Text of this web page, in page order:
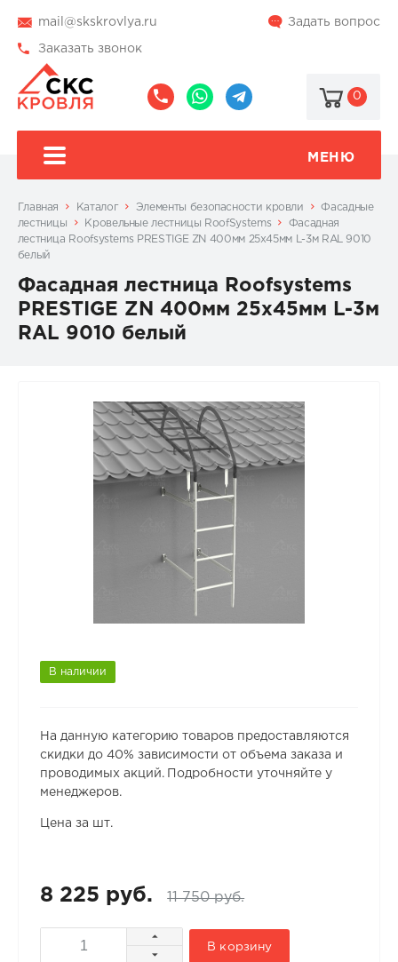
mail@skskrovlya.ru Задать вопрос
Заказать звонок
0
МЕНЮ
Главная Каталог Элементы безопасности кровли
Фасадные
лестницы
Кровельные лестницы RoofSystems
Фасадная
лестница Roofsystems PRESTIGE ZN 400мм 25x45мм L-3м RAL 9010
белый
Фасадная лестница Roofsystems
PRESTIGE ZN 400мм 25x45мм L-3м
RAL 9010 белый
В наличии
На данную категорию товаров предоставляются
скидки до 40% зависимости от объема заказа и
проводимых акций. Подробности уточняйте у
менеджеров.
Цена за шт.
8 225 руб. 11 750 руб.
В корзину